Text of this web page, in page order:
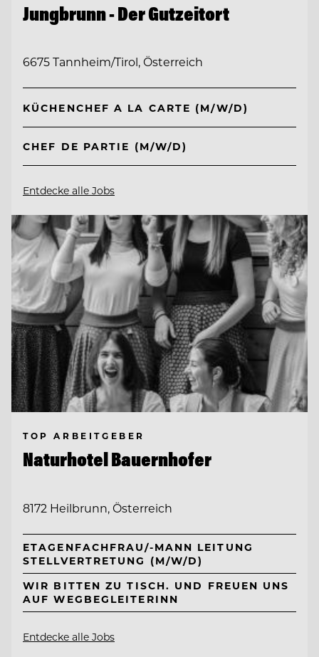
Jungbrunn - Der Gutzeitort
6675 Tannheim/Tirol, Österreich
KÜCHENCHEF A LA CARTE (M/W/D)
CHEF DE PARTIE (M/W/D)
Entdecke alle Jobs
TOP ARBEITGEBER
Naturhotel Bauernhofer
8172 Heilbrunn, Österreich
ETAGENFACHFRAU/-MANN LEITUNG
STELLVERTRETUNG (M/W/D)
WIR BITTEN ZU TISCH. UND FREUEN UNS
AUF WEGBEGLEITERINN
Entdecke alle Jobs